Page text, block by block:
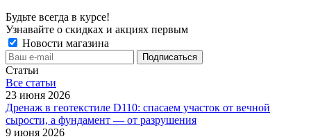
Будьте всегда в курсе!
Узнавайте о скидках и акциях первым
Новости магазина
Статьи
Все cтатьи
23 июня 2026
Дренаж в геотекстиле D110: спасаем участок от вечной
сырости, а фундамент — от разрушения
9 июня 2026